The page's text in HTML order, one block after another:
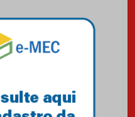
07.11.2024
Equipe de saltos ornamentais
do Mackenzie Brasília